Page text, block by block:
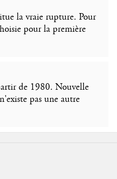
la vraie rupture. Pour
pour la première
de 1980. Nouvelle
pas une autre